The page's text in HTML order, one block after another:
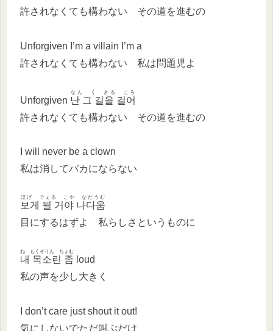
許されなくても構わない その道を進むの
Unforgiven I’m a villain I’m a
許されなくても構わない 私は問題児よ
Unforgiven 난 그 길을 걸어
なん く きる ころ
許されなくても構わない その道を進むの
I will never be a clown
私は消してバカにならない
보게 될 거야 나다움
ぼげ でぇる こや なだうむ
目にするはずよ 私らしさというものに
내 목소린 좀
ね もくそりん ちょむ
loud
私の声を少し大きく
I don’t care just shout it out!
気にしないでただ叫ぶだけ